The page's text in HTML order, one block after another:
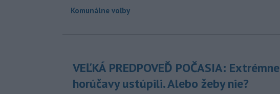
Komunálne voľby
VEĽKÁ PREDPOVEĎ POČASIA: Extrémne
horúčavy ustúpili. Alebo žeby nie?